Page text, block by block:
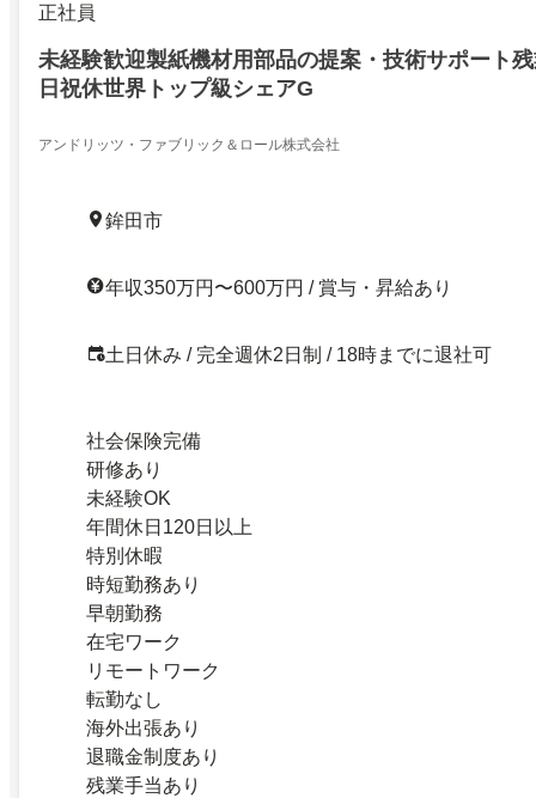
正社員
未経験歓迎製紙機材用部品の提案・技術サポート
日祝休世界トップ級シェアG
アンドリッツ・ファブリック＆ロール株式会社
鉾田市
年収350万円〜600万円 / 賞与・昇給あり
土日休み / 完全週休2日制 / 18時までに退社可
社会保険完備
研修あり
未経験OK
年間休日120日以上
特別休暇
時短勤務あり
早朝勤務
在宅ワーク
リモートワーク
転勤なし
海外出張あり
退職金制度あり
残業手当あり